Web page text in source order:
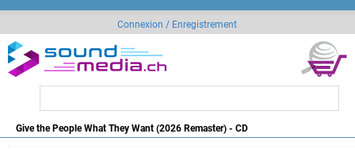
Connexion / Enregistrement
Give the People What They Want (2026 Remaster) - CD